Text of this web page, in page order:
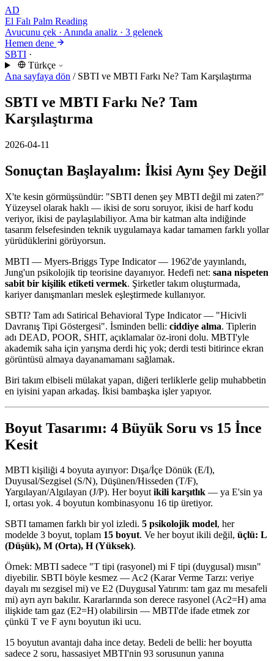
AD
El Falı Palm Reading
Avucunu çek · Anında analiz · 3 gelenek
Hemen dene
SBTI ·
Türkçe
Ana sayfaya dön / SBTI ve MBTI Farkı Ne? Tam Karşılaştırma
SBTI ve MBTI Farkı Ne? Tam
Karşılaştırma
2026-04-11
Sonuçtan Başlayalım: İkisi Aynı Şey Değil
X'te kesin görmüşsündür: "SBTI denen şey MBTI değil mi zaten?"
Yüzeysel olarak haklı — ikisi de soru soruyor, ikisi de harf kodu
veriyor, ikisi de paylaşılabiliyor. Ama bir katman alta indiğinde
tasarım felsefesinden teknik uygulamaya kadar tamamen farklı yollar
yürüdüklerini görüyorsun.
MBTI — Myers-Briggs Type Indicator — 1962'de yayınlandı,
Jung'un psikolojik tip teorisine dayanıyor. Hedefi net: sana nispeten
sabit bir kişilik etiketi vermek. Şirketler takım oluşturmada,
kariyer danışmanları meslek eşleştirmede kullanıyor.
SBTI? Tam adı Satirical Behavioral Type Indicator — "Hicivli
Davranış Tipi Göstergesi". İsminden belli: ciddiye alma. Tiplerin
adı DEAD, POOR, SHIT, açıklamalar öz-ironi dolu. MBTI'yle
akademik saha için yarışma derdi hiç yok; derdi testi bitirince ekran
görüntüsü almaya dayanamamanı sağlamak.
Biri takım elbiseli mülakat yapan, diğeri terliklerle gelip muhabbetin
en iyisini yapan arkadaş. İkisi bambaşka işler yapıyor.
Boyut Tasarımı: 4 Büyük Soru vs 15 İnce
Kesit
MBTI kişiliği 4 boyuta ayırıyor: Dışa/İçe Dönük (E/I),
Duyusal/Sezgisel (S/N), Düşünen/Hisseden (T/F),
Yargılayan/Algılayan (J/P). Her boyutikili karşıtlık — ya E'sin ya
I, ortası yok. 4 boyutun kombinasyonu 16 tip üretiyor.
SBTI tamamen farklı bir yol izledi. 5 psikolojik model, her
modelde 3 boyut, toplam 15 boyut. Ve her boyut ikili değil, üçlü: L
(Düşük), M (Orta), H (Yüksek).
Örnek: MBTI sadece "T tipi (rasyonel) mi F tipi (duygusal) mısın"
diyebilir. SBTI böyle kesmez — Ac2 (Karar Verme Tarzı: veriye
dayalı mı sezgisel mi) ve E2 (Duygusal Yatırım: tam gaz mı mesafeli
mi) ayrı ayrı bakılır. Kararlarında son derece rasyonel (Ac2=H) ama
ilişkide tam gaz (E2=H) olabilirsin — MBTI'de ifade etmek zor
çünkü T ve F aynı boyutun iki ucu.
15 boyutun avantajı daha ince detay. Bedeli de belli: her boyutta
sadece 2 soru, hassasiyet MBTI'nin 93 sorusunun yanına